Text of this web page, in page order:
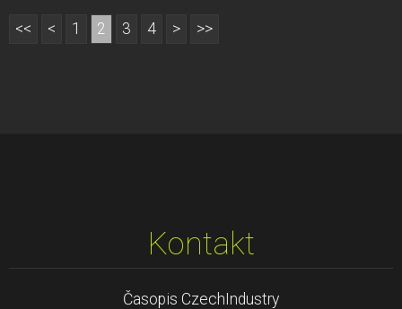
<< < 1 2 3 4 > >>
Kontakt
Časopis CzechIndustry